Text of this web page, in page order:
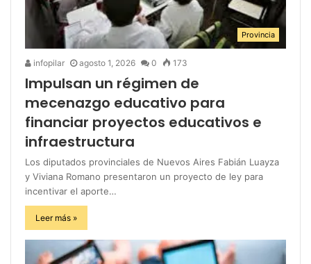
Provincia
infopilar agosto 1, 2026 0 173
Impulsan un régimen de
mecenazgo educativo para
financiar proyectos educativos e
infraestructura
Los diputados provinciales de Nuevos Aires Fabián Luayza
y Viviana Romano presentaron un proyecto de ley para
incentivar el aporte…
Leer más »